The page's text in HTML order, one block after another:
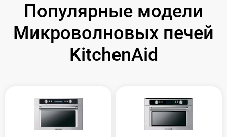
Популярные модели
Микроволновых печей
KitchenAid